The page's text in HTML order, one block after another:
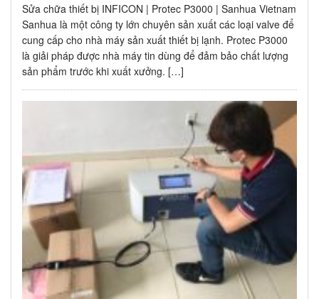
Sửa chữa thiết bị INFICON | Protec P3000 | Sanhua Vietnam
Sanhua là một công ty lớn chuyên sản xuất các loại valve để
cung cấp cho nhà máy sản xuất thiết bị lạnh. Protec P3000
là giải pháp được nhà máy tin dùng để đảm bảo chất lượng
sản phẩm trước khi xuất xưởng. […]